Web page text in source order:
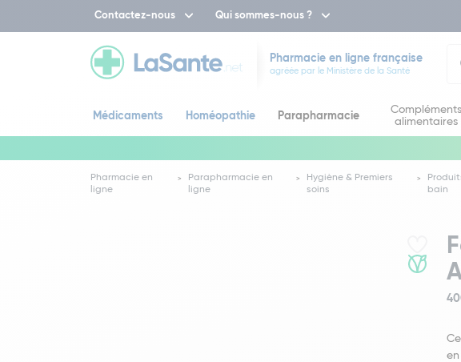
Contactez-nous Qui sommes-nous ?
Pharmacie en ligne française
agréée par le Ministère de la Santé
Médicaments Homéopathie Parapharmacie
Compléments
alimentaires
Pharmacie en
ligne
Parapharmacie en
ligne
Hygiène & Premiers
soins
bain